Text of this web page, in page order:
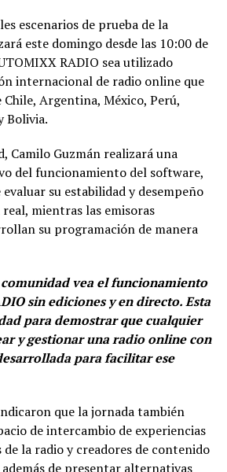
escenarios de prueba de la
este domingo desde las 10:00 de
RADIO sea utilizado
internacional de radio online que
Chile, Argentina, México, Perú,
Bolivia.
Camilo Guzmán realizará una
del funcionamiento del software,
su estabilidad y desempeño
mientras las emisoras
su programación de manera
comunidad vea el funcionamiento
sin ediciones y en directo. Esta
para demostrar que cualquier
y gestionar una radio online con
para facilitar ese
que la jornada también
de intercambio de experiencias
la radio y creadores de contenido
de presentar alternativas